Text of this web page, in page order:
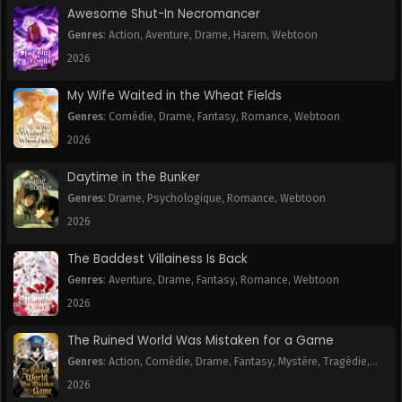
Chapitre 30
November 4, 2024
Chapitre 29
Chapitre 28
November 4, 2024
Chapitre 27
Chapitre 26
Chapitre 24
November 4, 2024
Chapitre 23
Chapitre 22
November 4, 2024
Chapitre 21
November 4, 2024
Chapitre 20
November 4, 2024
Chapitre 18
November 4, 2024
Chapitre 17
Awesome Shut-In Necromancer
Genres: Action, Aventure, Drame, Harem, Webtoon
2026
My Wife Waited in the Wheat Fields
Genres: Comédie, Drame, Fantasy, Romance, Webtoon
2026
Daytime in the Bunker
Genres: Drame, Psychologique, Romance, Webtoon
2026
The Baddest Villainess Is Back
Genres: Aventure, Drame, Fantasy, Romance, Webtoon
2026
The Ruined World Was Mistaken for a Game
Genres: Action, Comédie, Drame, Fantasy, Mystère, Tragédie,
Webtoon
2026